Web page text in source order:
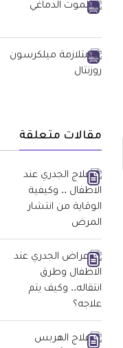
مقالات متعلقة